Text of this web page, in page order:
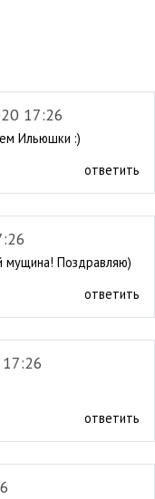
17:26
Ильюшки :)
ответить
Поздравляю)
ответить
ответить